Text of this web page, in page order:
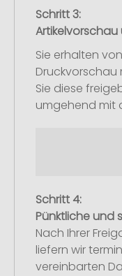
Schritt 3:
Sie erhalten
Druckvorschau
Sie diese
umgehend mit
Schritt 4:
Pünktliche und
Nach Ihrer
liefern wir
vereinbarten